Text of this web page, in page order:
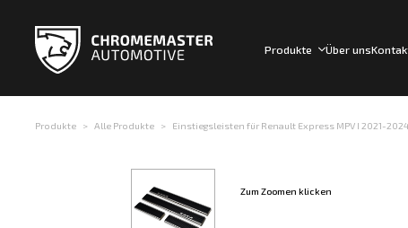
Produkte Über uns
Produkte Alle Produkte Einstiegsleisten für Renault Express MPV I 2021-
Zum Zoomen klicken